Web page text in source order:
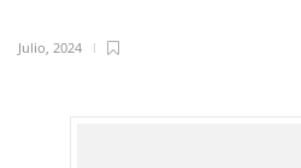
Julio, 2024